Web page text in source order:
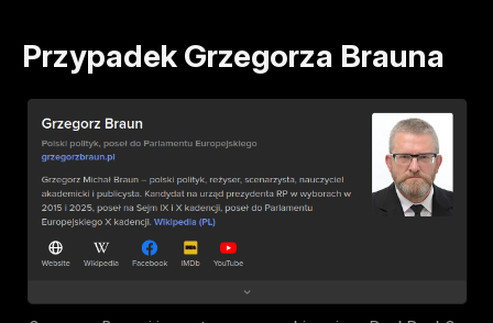
Przypadek Grzegorza Brauna